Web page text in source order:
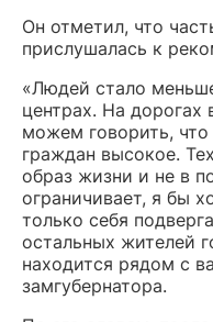
Он отметил, что
прислушалась к
«Людей стало
центрах. На
можем говорить,
граждан высокое.
образ жизни и не в
ограничивает, я бы
только себя
остальных жителей
находится рядом с
замгубернатора.